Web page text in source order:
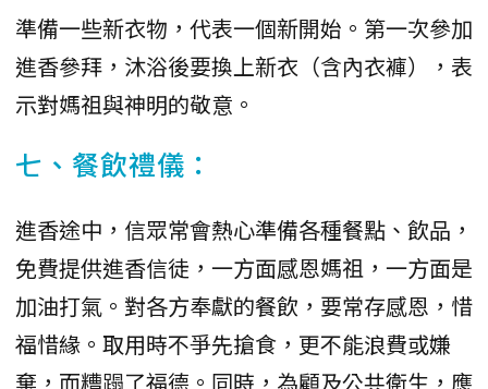
準備一些新衣物，代表一個新開始。第一次參加
進香參拜，沐浴後要換上新衣（含內衣褲），表
示對媽祖與神明的敬意。
七、餐飲禮儀：
進香途中，信眾常會熱心準備各種餐點、飲品，
免費提供進香信徒，一方面感恩媽祖，一方面是
加油打氣。對各方奉獻的餐飲，要常存感恩，惜
福惜緣。取用時不爭先搶食，更不能浪費或嫌
棄，而糟蹋了福德。同時，為顧及公共衛生，應